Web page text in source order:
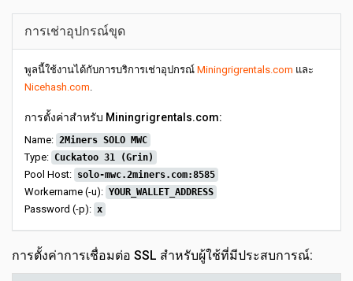
การเช่าอุปกรณ์ขุด
พูลนี้ใช้งานได้กับการบริการเช่าอุปกรณ์ Miningrigrentals.com และ
Nicehash.com.
การตั้งค่าสำหรับ Miningrigrentals.com:
Name: 2Miners SOLO MWC
Type: Cuckatoo 31 (Grin)
Pool Host: solo-mwc.2miners.com:8585
Workername (-u): YOUR_WALLET_ADDRESS
Password (-p): x
การตั้งค่าการเชื่อมต่อ SSL สำหรับผู้ใช้ที่มีประสบการณ์: